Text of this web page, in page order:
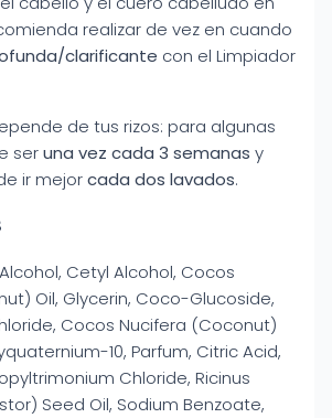
realizar de vez en cuando
clarificante con el Limpiador
de tus rizos: para algunas
seruna vez cada 3 semanas y
ir mejorcada dos lavados.
Cetyl Alcohol, Cocos
Oil, Glycerin, Coco-Glucoside,
Cocos Nucifera (Coconut)
10, Parfum, Citric Acid,
Chloride, Ricinus
Seed Oil, Sodium Benzoate,